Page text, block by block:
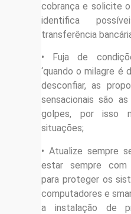
cobrança e solicite
identifica
transferência
• Fuja de
‘quando o milagre é
desconfiar, as
sensacionais são
golpes, por isso
situações;
• Atualize sempre
estar sempre com
para proteger os
computadores e
a instalação de